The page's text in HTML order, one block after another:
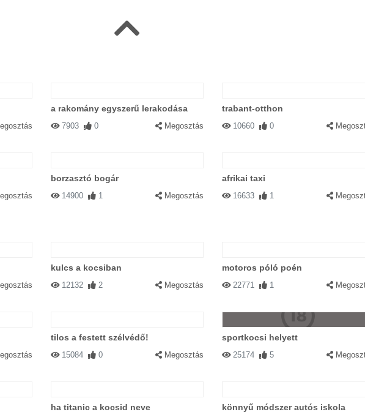
Válasz
p.|2004-02-02 00:00:00| Válasz
a rakomány egyszerű lerakodása
7903 0 Megosztás
trabant-otthon
10660 0
borzasztó bogár
14900 1 Megosztás
afrikai taxi
16633 1
kulcs a kocsiban
12132 2 Megosztás
motoros póló poén
22771 1
tilos a festett szélvédő!
15084 0 Megosztás
sportkocsi helyett
25174 5
ha titanic a kocsid neve könnyű módszer autós iskola